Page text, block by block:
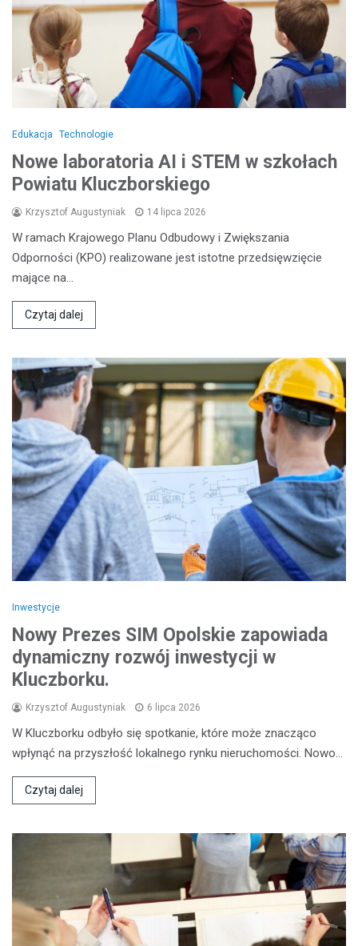
Edukacja Technologie
Nowe laboratoria AI i STEM w szkołach
Powiatu Kluczborskiego
Krzysztof Augustyniak 14 lipca 2026
W ramach Krajowego Planu Odbudowy i Zwiększania
Odporności (KPO) realizowane jest istotne przedsięwzięcie
mające na…
Czytaj dalej
Inwestycje
Nowy Prezes SIM Opolskie zapowiada
dynamiczny rozwój inwestycji w
Kluczborku.
Krzysztof Augustyniak 6 lipca 2026
W Kluczborku odbyło się spotkanie, które może znacząco
wpłynąć na przyszłość lokalnego rynku nieruchomości. Nowo…
Czytaj dalej